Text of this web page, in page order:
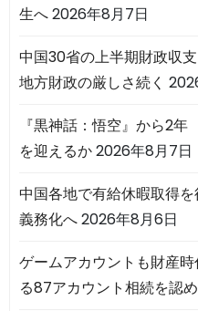
生へ2026年8月7日
中国30省の上半期財政収
地方財政の厳しさ続く
『黒神話：悟空』から2
を迎えるか2026年8月7日
中国各地で有給休暇取得
義務化へ2026年8月6日
ゲームアカウントも財産
る87アカウント相続を認